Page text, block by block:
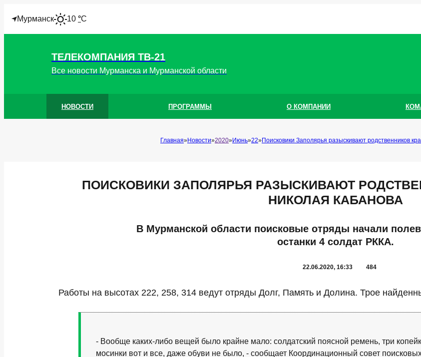
МурманскI10 °C
ТЕЛЕКОМПАНИЯ ТВ-21
Все новости Мурманска и Мурманской области
НОВОСТИ ПРОГРАММЫ О КОМПАНИИ
Главная Новости 2020 Июнь 22 Поисковики Заполярья разыскивают родственников
ПОИСКОВИКИ ЗАПОЛЯРЬЯ РАЗЫСКИВАЮТ
НИКОЛАЯ КАБАНОВА
В Мурманской области поисковые отряды начали
останки 4 солдат РККА.
22.06.2020, 16:33 484
Работы на высотах 222, 258, 314 ведут отряды Долг, Память и Долина. Трое
- Вообще каких-либо вещей было крайне мало: солдатский поясной ремень, три
мосинки вот и все, даже обуви не было, - сообщает Координационный совет